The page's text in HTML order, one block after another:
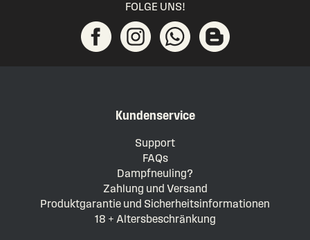
FOLGE UNS!
Kundenservice
Support
FAQs
Dampfneuling?
Zahlung und Versand
Produktgarantie und Sicherheitsinformationen
18 + Altersbeschränkung